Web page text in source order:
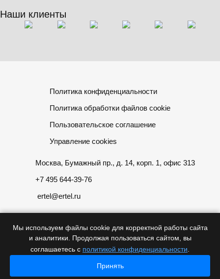
Главная Каталог Проекты Контакты
Главная Каталог Проекты Контакты
Наши клиенты
Политика конфиденциальности
Политика обработки файлов cookie
Пользовательское соглашение
Управление cookies
Москва, Бумажный пр., д. 14, корп. 1, офис 313
+7 495 644-39-76
ertel@ertel.ru
Информация размещенная на сайте не является публичной
офертой
© 2012 – 2026, ООО «Эртел»
Мы используем файлы cookie для корректной работы сайта
и аналитики. Продолжая пользоваться сайтом, вы
соглашаетесь с политикой конфиденциальности
Принять